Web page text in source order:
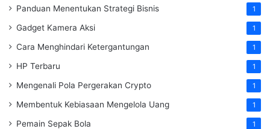
Panduan Menentukan Strategi Bisnis 1
Gadget Kamera Aksi 1
Cara Menghindari Ketergantungan 1
HP Terbaru 1
Mengenali Pola Pergerakan Crypto 1
Membentuk Kebiasaan Mengelola Uang 1
Pemain Sepak Bola 1